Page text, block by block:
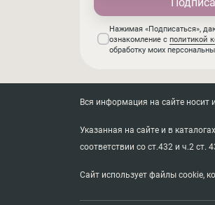
Нажимая «Подписаться»,
ознакомление с политикой
обработку моих
Вся информация на сайте носит
Указанная на сайте и в
соответствии со ст.432 и ч.2
Сайт использует файлы cookie,